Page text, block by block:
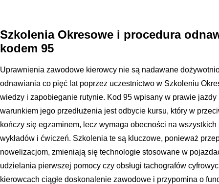
Szkolenia Okresowe i procedura
kodem 95
Uprawnienia zawodowe kierowcy nie są nadawane
odnawiania co pięć lat poprzez uczestnictwo w Szkoleniu
wiedzy i zapobieganie rutynie. Kod 95 wpisany w prawie
warunkiem jego przedłużenia jest odbycie kursu, który w
kończy się egzaminem, lecz wymaga obecności na
wykładów i ćwiczeń. Szkolenia te są kluczowe, ponieważ
nowelizacjom, zmieniają się technologie stosowane w
udzielania pierwszej pomocy czy obsługi tachografów
kierowcach ciągłe doskonalenie zawodowe i przypomina o